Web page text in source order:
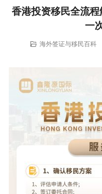
香港投资移民全流
一
海外签证与移民百科